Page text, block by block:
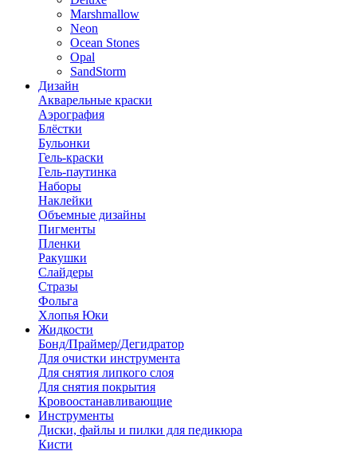
Marshmallow
Neon
Ocean Stones
Opal
SandStorm
Дизайн
Акварельные краски
Аэрография
Блёстки
Бульонки
Гель-краски
Гель-паутинка
Наборы
Наклейки
Объемные дизайны
Пигменты
Пленки
Ракушки
Слайдеры
Стразы
Фольга
Хлопья Юки
Жидкости
Бонд/Праймер/Дегидратор
Для очистки инструмента
Для снятия липкого слоя
Для снятия покрытия
Кровоостанавливающие
Инструменты
Диски, файлы и пилки для педикюра
Кисти